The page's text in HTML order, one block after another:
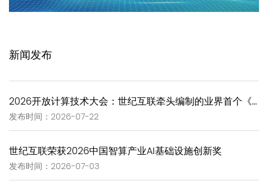
新闻发布
发布时间：2026-07-22
世纪互联荣获2026中国智算产业AI基础设施创新奖
发布时间：2026-07-03